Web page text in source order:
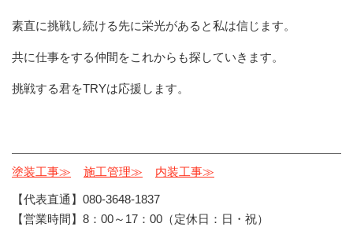
素直に挑戦し続ける先に栄光があると私は信じます。
共に仕事をする仲間をこれからも探していきます。
挑戦する君をTRYは応援します。
塗装工事≫ 施工管理≫ 内装工事≫
【代表直通】080-3648-1837
【営業時間】8：00～17：00（定休日：日・祝）